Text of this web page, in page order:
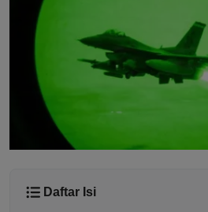
Daftar Isi